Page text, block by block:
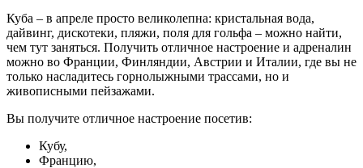
Куба – в апреле просто великолепна: кристальная вода,
дайвинг, дискотеки, пляжи, поля для гольфа – можно найти,
чем тут заняться. Получить отличное настроение и адреналин
можно во Франции, Финляндии, Австрии и Италии, где вы не
только насладитесь горнолыжными трассами, но и
живописными пейзажами.
Вы получите отличное настроение посетив:
Кубу,
Францию,